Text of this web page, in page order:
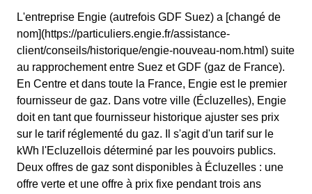
L'entreprise Engie (autrefois GDF Suez) a [changé de
nom](https://particuliers.engie.fr/assistance-
client/conseils/historique/engie-nouveau-nom.html) suite
au rapprochement entre Suez et GDF (gaz de France).
En Centre et dans toute la France, Engie est le premier
fournisseur de gaz. Dans votre ville (Écluzelles), Engie
doit en tant que fournisseur historique ajuster ses prix
sur le tarif réglementé du gaz. Il s'agit d'un tarif sur le
kWh l'Ecluzellois déterminé par les pouvoirs publics.
Deux offres de gaz sont disponibles à Écluzelles : une
offre verte et une offre à prix fixe pendant trois ans